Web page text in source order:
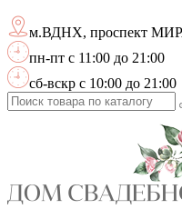
м.ВДНХ, проспект
пн-пт с 11:00 до 21:00
сб-вскр с 10:00 до 21:00